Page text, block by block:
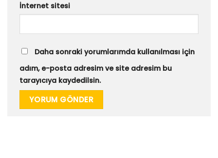
İnternet sitesi
Daha sonraki yorumlarımda kullanılması için
adım, e-posta adresim ve site adresim bu
tarayıcıya kaydedilsin.